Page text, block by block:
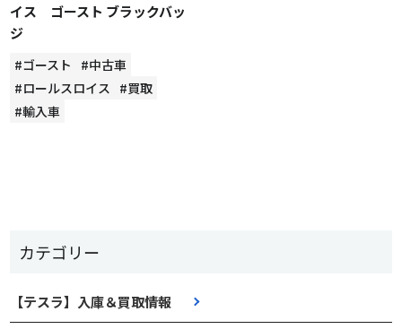
カテゴリー
【テスラ】入庫＆買取情報
イス ゴースト ブラックバッ
ジ
#ゴースト
#中古車
#ロールスロイス
#買取
#輸入車